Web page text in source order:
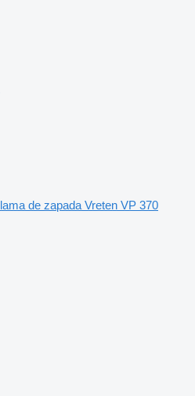
lama de zapada Vreten VP 370